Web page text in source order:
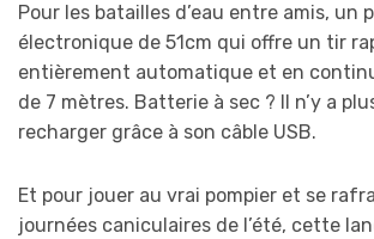
Pour les batailles d’eau entre amis, un
électronique de 51cm qui offre un tir
entièrement automatique et en
de 7 mètres. Batterie à sec ? Il n’y a
recharger grâce à son câble USB.
Et pour jouer au vrai pompier et se
journées caniculaires de l’été, cette